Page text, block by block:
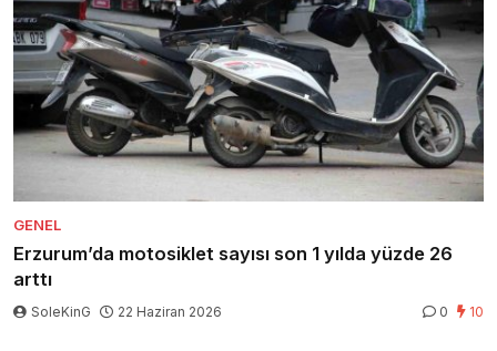
GENEL
Erzurum’da motosiklet sayısı son 1 yılda yüzde 26
arttı
SoleKinG 22 Haziran 2026 0 10